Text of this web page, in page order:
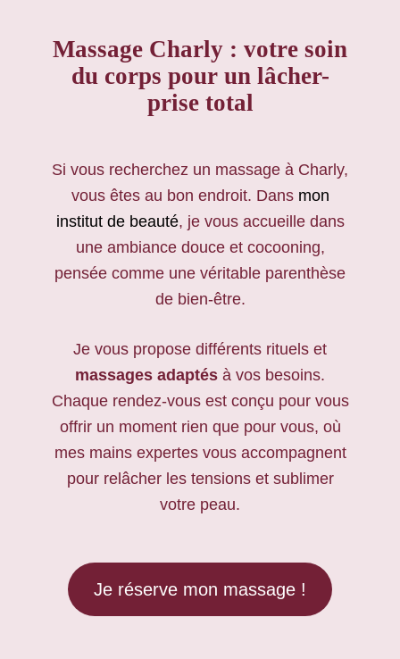
Massage Charly : votre soin
du corps pour un lâcher-
prise total
Si vous recherchez un massage à Charly,
vous êtes au bon endroit. Dans mon
institut de beauté, je vous accueille dans
une ambiance douce et cocooning,
pensée comme une véritable parenthèse
de bien-être.
Je vous propose différents rituels et
massages adaptés à vos besoins.
Chaque rendez-vous est conçu pour vous
offrir un moment rien que pour vous, où
mes mains expertes vous accompagnent
pour relâcher les tensions et sublimer
votre peau.
Je réserve mon massage !